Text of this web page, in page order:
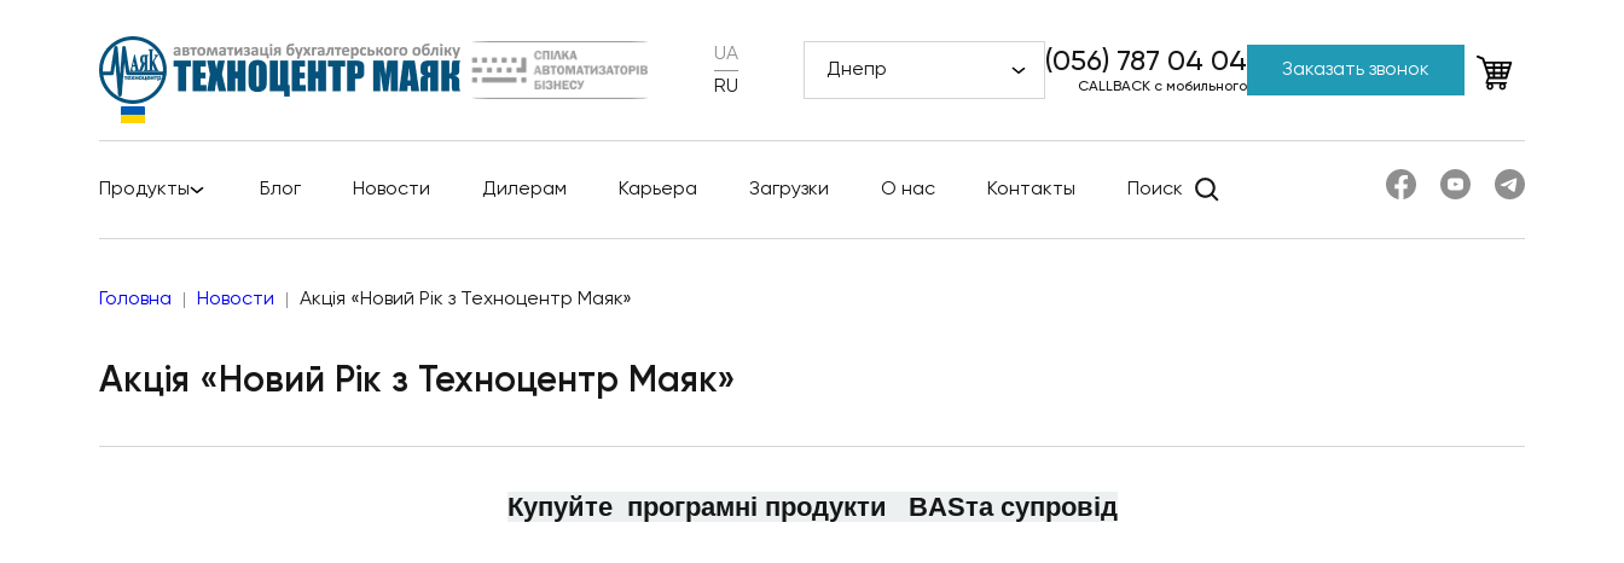
UA
RU
Днепр (056) 787 04 04
CALLBACK с мобильного
Заказать звонок
Продукты Блог Новости Дилерам Карьера Загрузки О нас Контакты Поиск
Головна Новости Акція «Новий Рік з Техноцентр Маяк»
Акція «Новий Рік з Техноцентр Маяк»
Купуйте програмні продукти BASта супровід